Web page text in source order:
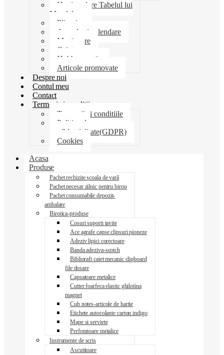
Harti scolare Tabelul lui
Mendeleev
Plicuri
Agende si calendare
Martisoare
Caiete
Hobby creatie
Articole promovate
Despre noi
Contul meu
Contact
Termeni si conditii
Termenii si conditiile
Politica de
confidentialitate(GDPR)
Cookies
Acasa
Produse
Pachet rechizite școala de vară
Pachet necesar zilnic pentru birou
Pachet consumabile depozit-
ambalare
Birotica-produse
Cosuri suporti tavite
Ace agrafe capse clipsuri pioneze
Adeziv lipici corectoare
Banda adeziva-scotch
Biblioraft caiet mecanic clipboard
file dosare
Capsatoare metalice
Cutter foarfeca elastic ghilotina
magnet
Cub notes-articole de hartie
Etichete autocolante carton indigo
Mape si serviete
Perforatoare metalice
Instrumente de scris
Ascutitoare